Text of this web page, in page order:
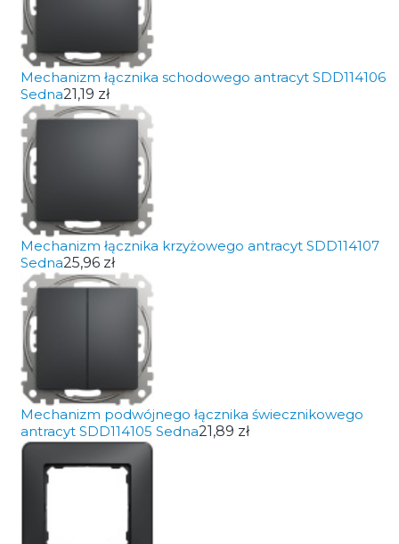
Mechanizm łącznika schodowego antracyt SDD114106
Sedna21,19 zł
Mechanizm łącznika krzyżowego antracyt SDD114107
Sedna25,96 zł
Mechanizm podwójnego łącznika świecznikowego
antracyt SDD114105 Sedna21,89 zł